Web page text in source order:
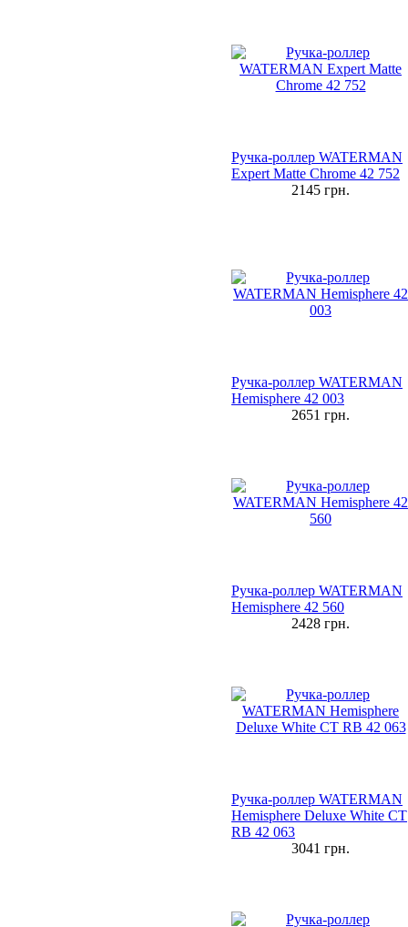
Ручка-роллер WATERMAN
Expert Matte Chrome 42 752
2145 грн.
Ручка-роллер WATERMAN
Hemisphere 42 003
2651 грн.
Ручка-роллер WATERMAN
Hemisphere 42 560
2428 грн.
Ручка-роллер WATERMAN
Hemisphere Deluxe White CT
RB 42 063
3041 грн.